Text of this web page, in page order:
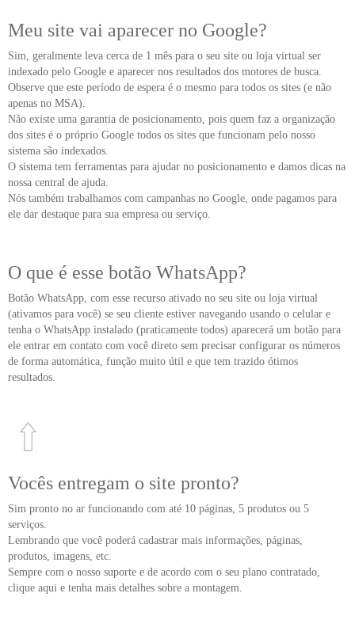
Meu site vai aparecer no Google?
Sim, geralmente leva cerca de 1 mês para o seu site ou loja virtual ser
indexado pelo Google e aparecer nos resultados dos motores de busca.
Observe que este período de espera é o mesmo para todos os sites (e não
apenas no MSA).
Não existe uma garantia de posicionamento, pois quem faz a organização
dos sites é o próprio Google todos os sites que funcionam pelo nosso
sistema são indexados.
O sistema tem ferramentas para ajudar no posicionamento e damos dicas na
nossa central de ajuda.
Nós também trabalhamos com campanhas no Google, onde pagamos para
ele dar destaque para sua empresa ou serviço.
O que é esse botão WhatsApp?
Botão WhatsApp, com esse recurso ativado no seu site ou loja virtual
(ativamos para você) se seu cliente estiver navegando usando o celular e
tenha o WhatsApp instalado (praticamente todos) aparecerá um botão para
ele entrar em contato com você direto sem precisar configurar os números
de forma automática, função muito útil e que tem trazido ótimos
resultados.
Vocês entregam o site pronto?
Sim pronto no ar funcionando com até 10 páginas, 5 produtos ou 5
serviços.
Lembrando que você poderá cadastrar mais informações, páginas,
produtos, imagens, etc.
Sempre com o nosso suporte e de acordo com o seu plano contratado,
clique aqui e tenha mais detalhes sobre a montagem.